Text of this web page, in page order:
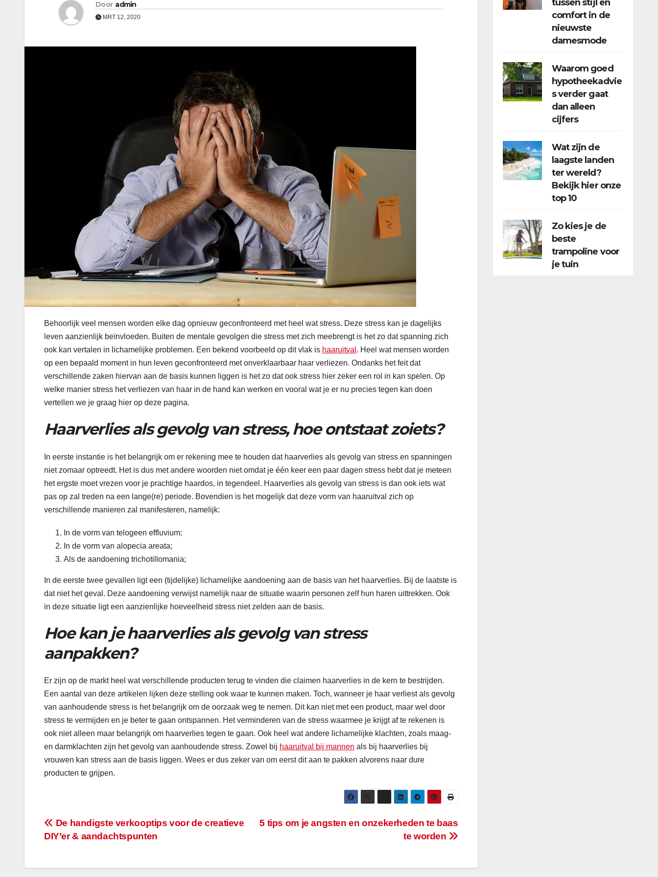
Door admin
MRT 12, 2020
Behoorlijk veel mensen worden elke dag opnieuw geconfronteerd met heel wat stress. Deze stress kan je dagelijks
leven aanzienlijk beïnvloeden. Buiten de mentale gevolgen die stress met zich meebrengt is het zo dat spanning zich
ook kan vertalen in lichamelijke problemen. Een bekend voorbeeld op dit vlak is haaruitval . Heel wat mensen worden
op een bepaald moment in hun leven geconfronteerd met onverklaarbaar haar verliezen. Ondanks het feit dat
verschillende zaken hiervan aan de basis kunnen liggen is het zo dat ook stress hier zeker een rol in kan spelen. Op
welke manier stress het verliezen van haar in de hand kan werken en vooral wat je er nu precies tegen kan doen
vertellen we je graag hier op deze pagina.
Haarverlies als gevolg van stress, hoe ontstaat zoiets?
In eerste instantie is het belangrijk om er rekening mee te houden dat haarverlies als gevolg van stress en spanningen
niet zomaar optreedt. Het is dus met andere woorden niet omdat je één keer een paar dagen stress hebt dat je meteen
het ergste moet vrezen voor je prachtige haardos, in tegendeel. Haarverlies als gevolg van stress is dan ook iets wat
pas op zal treden na een lange(re) periode. Bovendien is het mogelijk dat deze vorm van haaruitval zich op
verschillende manieren zal manifesteren, namelijk:
In de vorm van telogeen effluvium;
In de vorm van alopecia areata;
Als de aandoening trichotillomania;
In de eerste twee gevallen ligt een (tijdelijke) lichamelijke aandoening aan de basis van het haarverlies. Bij de laatste is
dat niet het geval. Deze aandoening verwijst namelijk naar de situatie waarin personen zelf hun haren uittrekken. Ook
in deze situatie ligt een aanzienlijke hoeveelheid stress niet zelden aan de basis.
Hoe kan je haarverlies als gevolg van stress
aanpakken?
Er zijn op de markt heel wat verschillende producten terug te vinden die claimen haarverlies in de kern te bestrijden.
Een aantal van deze artikelen lijken deze stelling ook waar te kunnen maken. Toch, wanneer je haar verliest als gevolg
van aanhoudende stress is het belangrijk om de oorzaak weg te nemen. Dit kan niet met een product, maar wel door
stress te vermijden en je beter te gaan ontspannen. Het verminderen van de stress waarmee je krijgt af te rekenen is
ook niet alleen maar belangrijk om haarverlies tegen te gaan. Ook heel wat andere lichamelijke klachten, zoals maag-
en darmklachten zijn het gevolg van aanhoudende stress. Zowel bij haaruitval bij mannen als bij haarverlies bij
vrouwen kan stress aan de basis liggen. Wees er dus zeker van om eerst dit aan te pakken alvorens naar dure
producten te grijpen.
Bericht
5 tips om je angsten en onzekerheden te baas
te worden
De handigste verkooptips voor de creatieve
DIY’er & aandachtspunten
tussen stijl en
comfort in de
nieuwste
damesmode
Waarom goed
hypotheekadvie
s verder gaat
dan alleen
cijfers
Wat zijn de
laagste landen
ter wereld?
Bekijk hier onze
top 10
Zo kies je de
beste
trampoline voor
je tuin